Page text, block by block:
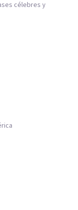
célebres y